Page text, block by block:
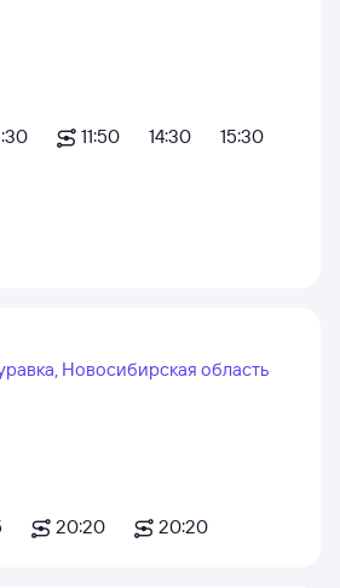
11:50 14:30
15:30
Новосибирская область
20:20 20:20